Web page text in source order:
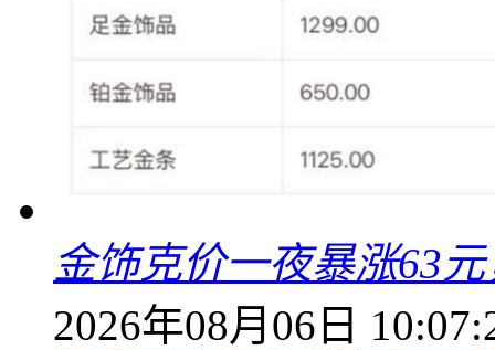
金饰克价一夜暴涨63
2026年08月06日